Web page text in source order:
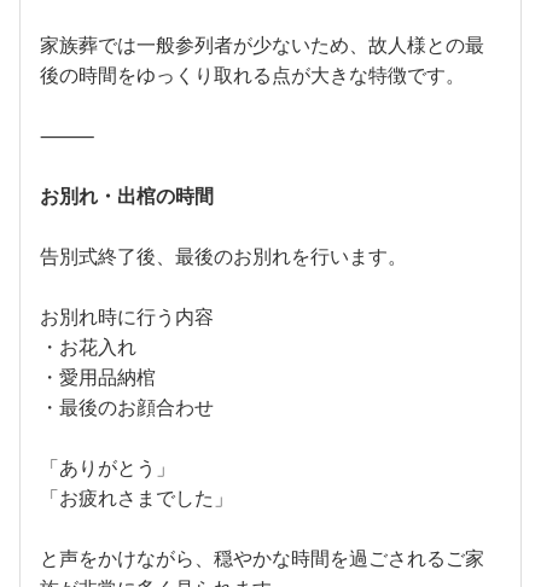
家族葬では一般参列者が少ないため、故人様との最
後の時間をゆっくり取れる点が大きな特徴です。
⸻
お別れ・出棺の時間
告別式終了後、最後のお別れを行います。
お別れ時に行う内容
・お花入れ
・愛用品納棺
・最後のお顔合わせ
「ありがとう」
「お疲れさまでした」
と声をかけながら、穏やかな時間を過ごされるご家